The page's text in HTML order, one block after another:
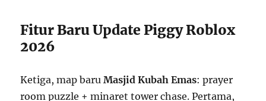
Fitur Baru Update Piggy Roblox
2026
Ketiga, map baruMasjid Kubah Emas: prayer
room puzzle + minaret tower chase. Pertama,